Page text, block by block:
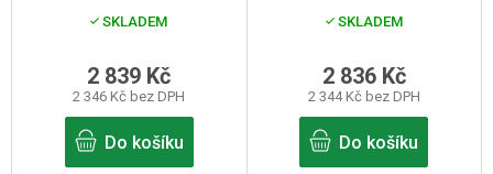
Mechově zelená 17l
SKLADEM
2 346 Kč bez DPH
2 839 Kč
Do košíku
SKLADEM
2 344 Kč bez DPH
2 836 Kč
Do košíku